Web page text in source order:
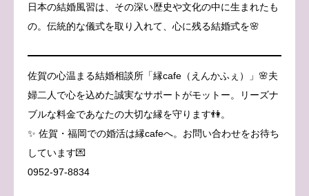
日本の結婚風習は、その深い歴史や文化の中に生まれたも
の。伝統的な儀式を取り入れて、心に残る結婚式を🌸
佐賀の心温まる結婚相談所「縁cafe（えんかふぇ）」🌸夫
婦二人で心を込めた誠実なサポートがモットー。リーズナ
ブルな料金であなたの大切な縁を守ります👫。
✨ 佐賀・福岡での婚活は縁cafeへ。お問い合わせをお待ち
しています💌
0952-97-8834